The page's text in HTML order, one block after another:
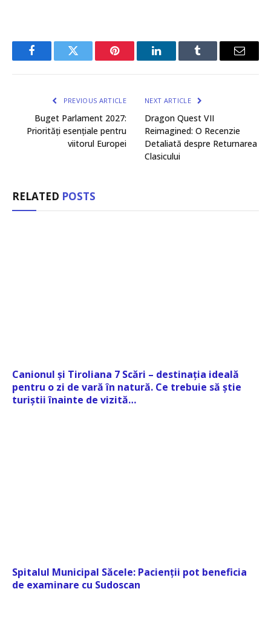
FacebookTwitter Pinterest LinkedInTumblr Email
PREVIOUS ARTICLE
Buget Parlament 2027:
Priorități esențiale pentru
viitorul Europei
NEXT ARTICLE
Dragon Quest VII
Reimagined: O Recenzie
Detaliată despre Returnarea
Clasicului
RELATED POSTS
Canionul și Tiroliana 7 Scări – destinația ideală
pentru o zi de vară în natură. Ce trebuie să știe
turiștii înainte de vizită…
Spitalul Municipal Săcele: Pacienții pot beneficia
de examinare cu Sudoscan